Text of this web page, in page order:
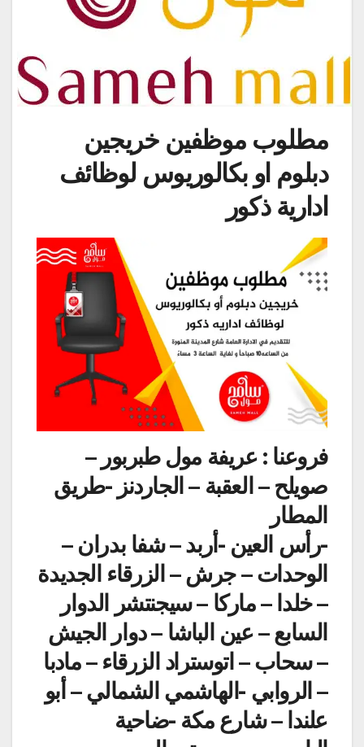
مطلوب موظفين خريجين
دبلوم او بكالوريوس لوظائف
ادارية ذكور
فروعنا : عريفة مول طبربور –
صويلح – العقبة – الجاردنز -طريق
المطار
-رأس العين -أربد – شفا بدران –
الوحدات – جرش – الزرقاء الجديدة
– خلدا – ماركا – سيجنتشر الدوار
السابع – عين الباشا – دوار الجيش
– سحاب – اتوستراد الزرقاء – مادبا
– الروابي -الهاشمي الشمالي – أبو
علندا – شارع مكة -ضاحية